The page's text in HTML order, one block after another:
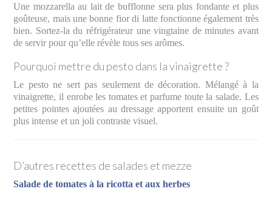
Une mozzarella au lait de bufflonne sera plus fondante et plus
goûteuse, mais une bonne fior di latte fonctionne également très
bien. Sortez-la du réfrigérateur une vingtaine de minutes avant
de servir pour qu’elle révèle tous ses arômes.
Pourquoi mettre du pesto dans la vinaigrette ?
Le pesto ne sert pas seulement de décoration. Mélangé à la
vinaigrette, il enrobe les tomates et parfume toute la salade. Les
petites pointes ajoutées au dressage apportent ensuite un goût
plus intense et un joli contraste visuel.
D’autres recettes de salades et mezze
Salade de tomates à la ricotta et aux herbes